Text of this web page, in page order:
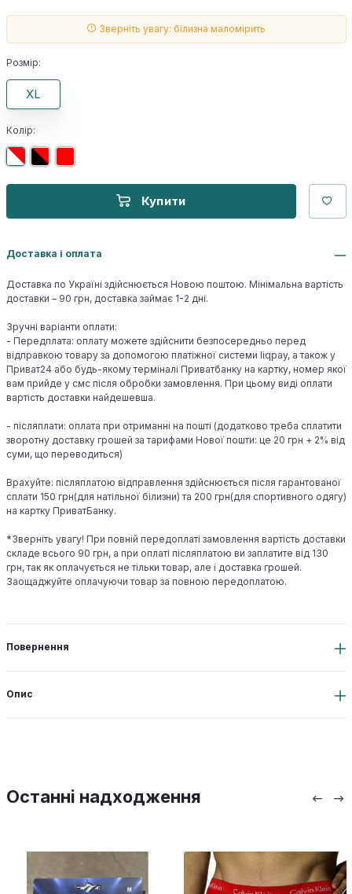
Зверніть увагу: білизна маломірить
Розмір:
XL
Колір:
Купити
Доставка і оплата
Доставка по Україні здійснюється Новою поштою. Мінімальна вартість
доставки – 90 грн, доставка займає 1-2 дні.
Зручні варіанти оплати:
- Передплата: оплату можете здійснити безпосередньо перед
відправкою товару за допомогою платіжної системи liqpay, а також у
Приват24 або будь-якому терміналі Приватбанку на картку, номер якої
вам прийде у смс після обробки замовлення. При цьому виді оплати
вартість доставки найдешевша.
- післяплати: оплата при отриманні на пошті (додатково треба сплатити
зворотну доставку грошей за тарифами Нової пошти: це 20 грн + 2% від
суми, що переводиться)
Врахуйте: післяплатою відправлення здійснюється після гарантованої
сплати 150 грн(для натільної білизни) та 200 грн(для спортивного одягу)
на картку ПриватБанку.
*Зверніть увагу! При повній передоплаті замовлення вартість доставки
складе всього 90 грн, а при оплаті післяплатою ви заплатите від 130
грн, так як оплачується не тільки товар, але і доставка грошей.
Заощаджуйте оплачуючи товар за повною передоплатою.
Повернення
Опис
Останні надходження